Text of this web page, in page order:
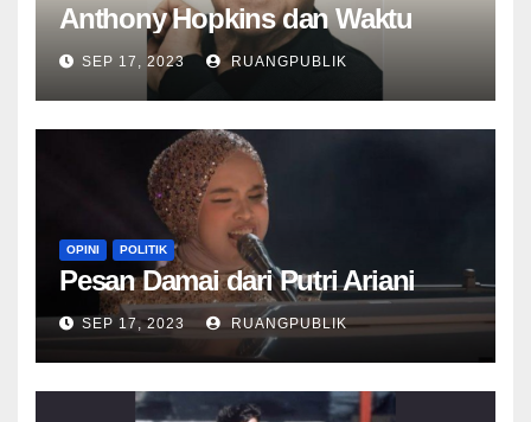
Anthony Hopkins dan Waktu
SEP 17, 2023 RUANGPUBLIK
OPINI POLITIK
Pesan Damai dari Putri Ariani
SEP 17, 2023 RUANGPUBLIK